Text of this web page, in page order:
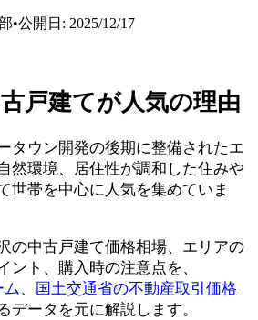
•公開日: 2025/12/17
戸建てが人気の理由
タウン開発の後期に整備されたエ
然環境、居住性が調和した住みや
世帯を中心に人気を集めていま
の中古戸建て価格相場、エリアの
ント、購入時の注意点を、
ム、
国土交通省の不動産取引価格
データを元に解説します。